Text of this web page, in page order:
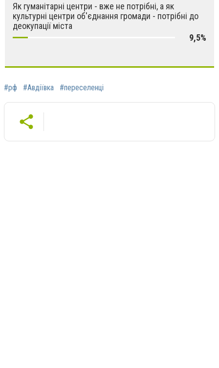
Як гуманітарні центри - вже не потрібні, а як
культурні центри об'єднання громади - потрібні до
деокупації міста
9,5%
#рф #Авдіївка #переселенці